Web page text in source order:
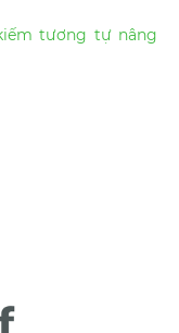
tương tự nâng